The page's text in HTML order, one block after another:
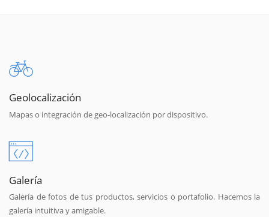
Geolocalización
Mapas o integración de geo-localización por dispositivo.
Galería
Galería de fotos de tus productos, servicios o portafolio. Hacemos la
galería intuitiva y amigable.